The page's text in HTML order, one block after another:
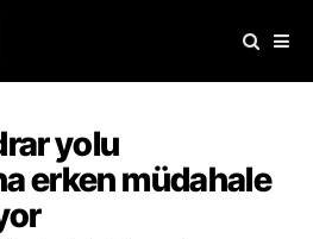
yolu
erken müdahale